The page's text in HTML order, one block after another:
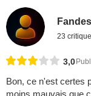
23
3,0
Bon, ce n'est certes
moins mauvais que